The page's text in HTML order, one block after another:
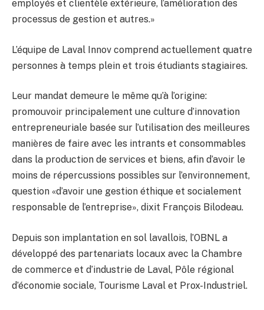
employés et clientèle extérieure, l’amélioration des
processus de gestion et autres.»
L’équipe de Laval Innov comprend actuellement quatre
personnes à temps plein et trois étudiants stagiaires.
Leur mandat demeure le même qu’à l’origine:
promouvoir principalement une culture d’innovation
entrepreneuriale basée sur l’utilisation des meilleures
manières de faire avec les intrants et consommables
dans la production de services et biens, afin d’avoir le
moins de répercussions possibles sur l’environnement,
question «d’avoir une gestion éthique et socialement
responsable de l’entreprise», dixit François Bilodeau.
Depuis son implantation en sol lavallois, l’OBNL a
développé des partenariats locaux avec la Chambre
de commerce et d’industrie de Laval, Pôle régional
d’économie sociale, Tourisme Laval et Prox-Industriel.